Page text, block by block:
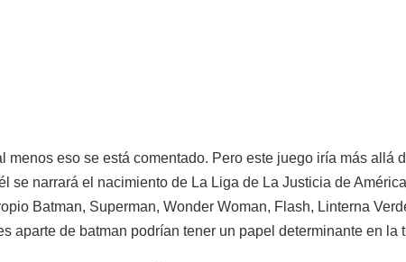
eso se está comentado. Pero este juego iría más allá
se narrará el nacimiento de La Liga de La Justicia de
Batman, Superman, Wonder Woman, Flash, Linterna
aparte de batman podrían tener un papel determinante en la